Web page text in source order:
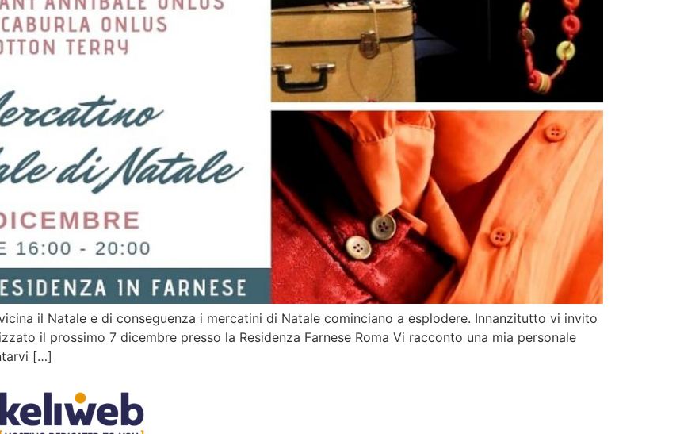
il Natale e di conseguenza i mercatini di Natale cominciano a esplodere. Innanzitutto vi invito
il prossimo 7 dicembre presso la Residenza Farnese Roma Vi racconto una mia personale
[…]